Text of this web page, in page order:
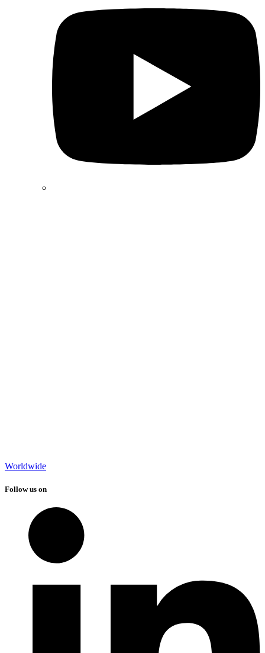
Worldwide
Follow us on